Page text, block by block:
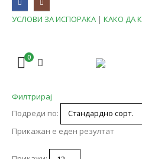
УСЛОВИ ЗА ИСПОРАКА | КАКО ДА
0
Филтрирај
Подреди по:
Прикажан е еден резултат